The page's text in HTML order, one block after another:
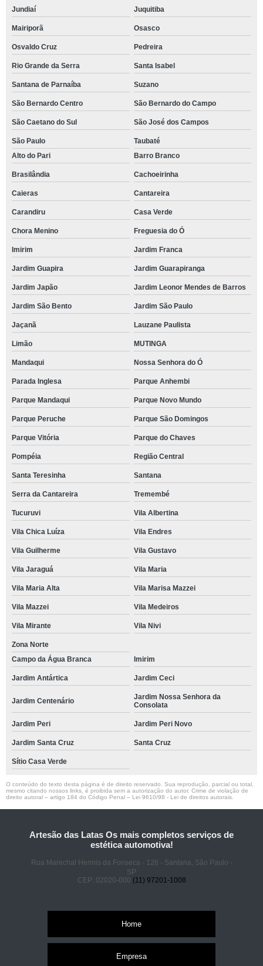
Jundiaí Juquitiba
Mairiporã Osasco
Osvaldo Cruz Pedreira
Rio Grande da Serra Santa Isabel
Santana de Parnaíba Suzano
São Bernardo Centro São Bernardo do Campo
São Caetano do Sul São José dos Campos
São Paulo
Taubaté
Alto do Pari
Barro Branco
Brasilândia Cachoeirinha
Caieras Cantareira
Carandiru Casa Verde
Chora Menino Freguesia do Ó
Imirim Jardim Franca
Jardim Guapira Jardim Guarapiranga
Jardim Japão Jardim Leonor Mendes de Barros
Jardim São Bento Jardim São Paulo
Jaçanã Lauzane Paulista
Limão MUTINGA
Mandaqui Nossa Senhora do Ó
Parada Inglesa Parque Anhembi
Parque Mandaqui Parque Novo Mundo
Parque Peruche Parque São Domingos
Parque Vitória Parque do Chaves
Pompéia Região Central
Santa Teresinha Santana
Serra da Cantareira Tremembé
Tucuruvi Vila Albertina
Vila Chica Luíza Vila Endres
Vila Guilherme Vila Gustavo
Vila Jaraguá Vila Maria
Vila Maria Alta Vila Marisa Mazzei
Vila Mazzei Vila Medeiros
Vila Mirante Vila Nivi
Zona Norte
Campo da Água Branca
Imirim
Jardim Antártica Jardim Ceci
Jardim Centenário
Jardim Nossa Senhora da
Consolata
Jardim Peri Jardim Peri Novo
Jardim Santa Cruz Santa Cruz
Sítio Casa Verde
O conteúdo do texto desta página é de direito reservado. Sua reprodução, parcial ou total,
mesmo citando nossos links, é proibida sem a autorização do autor. Crime de violação de
direito autoral – artigo 184 do Código Penal – Lei 9610/98 - Lei de direitos autorais
Artesão das Latas Os mais completos serviços de
estética automotiva!
Rua Marechal Hermis da Fonseca - 126 - Santana, São Paulo -
SP
CEP: 02020-000 (11) 97201-1008
Home
Empresa